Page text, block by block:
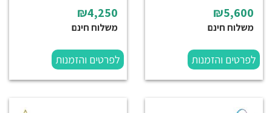
₪5,600
משלוח חינם
לפרטים והזמנות
₪4,250
משלוח חינם
לפרטים והזמנות